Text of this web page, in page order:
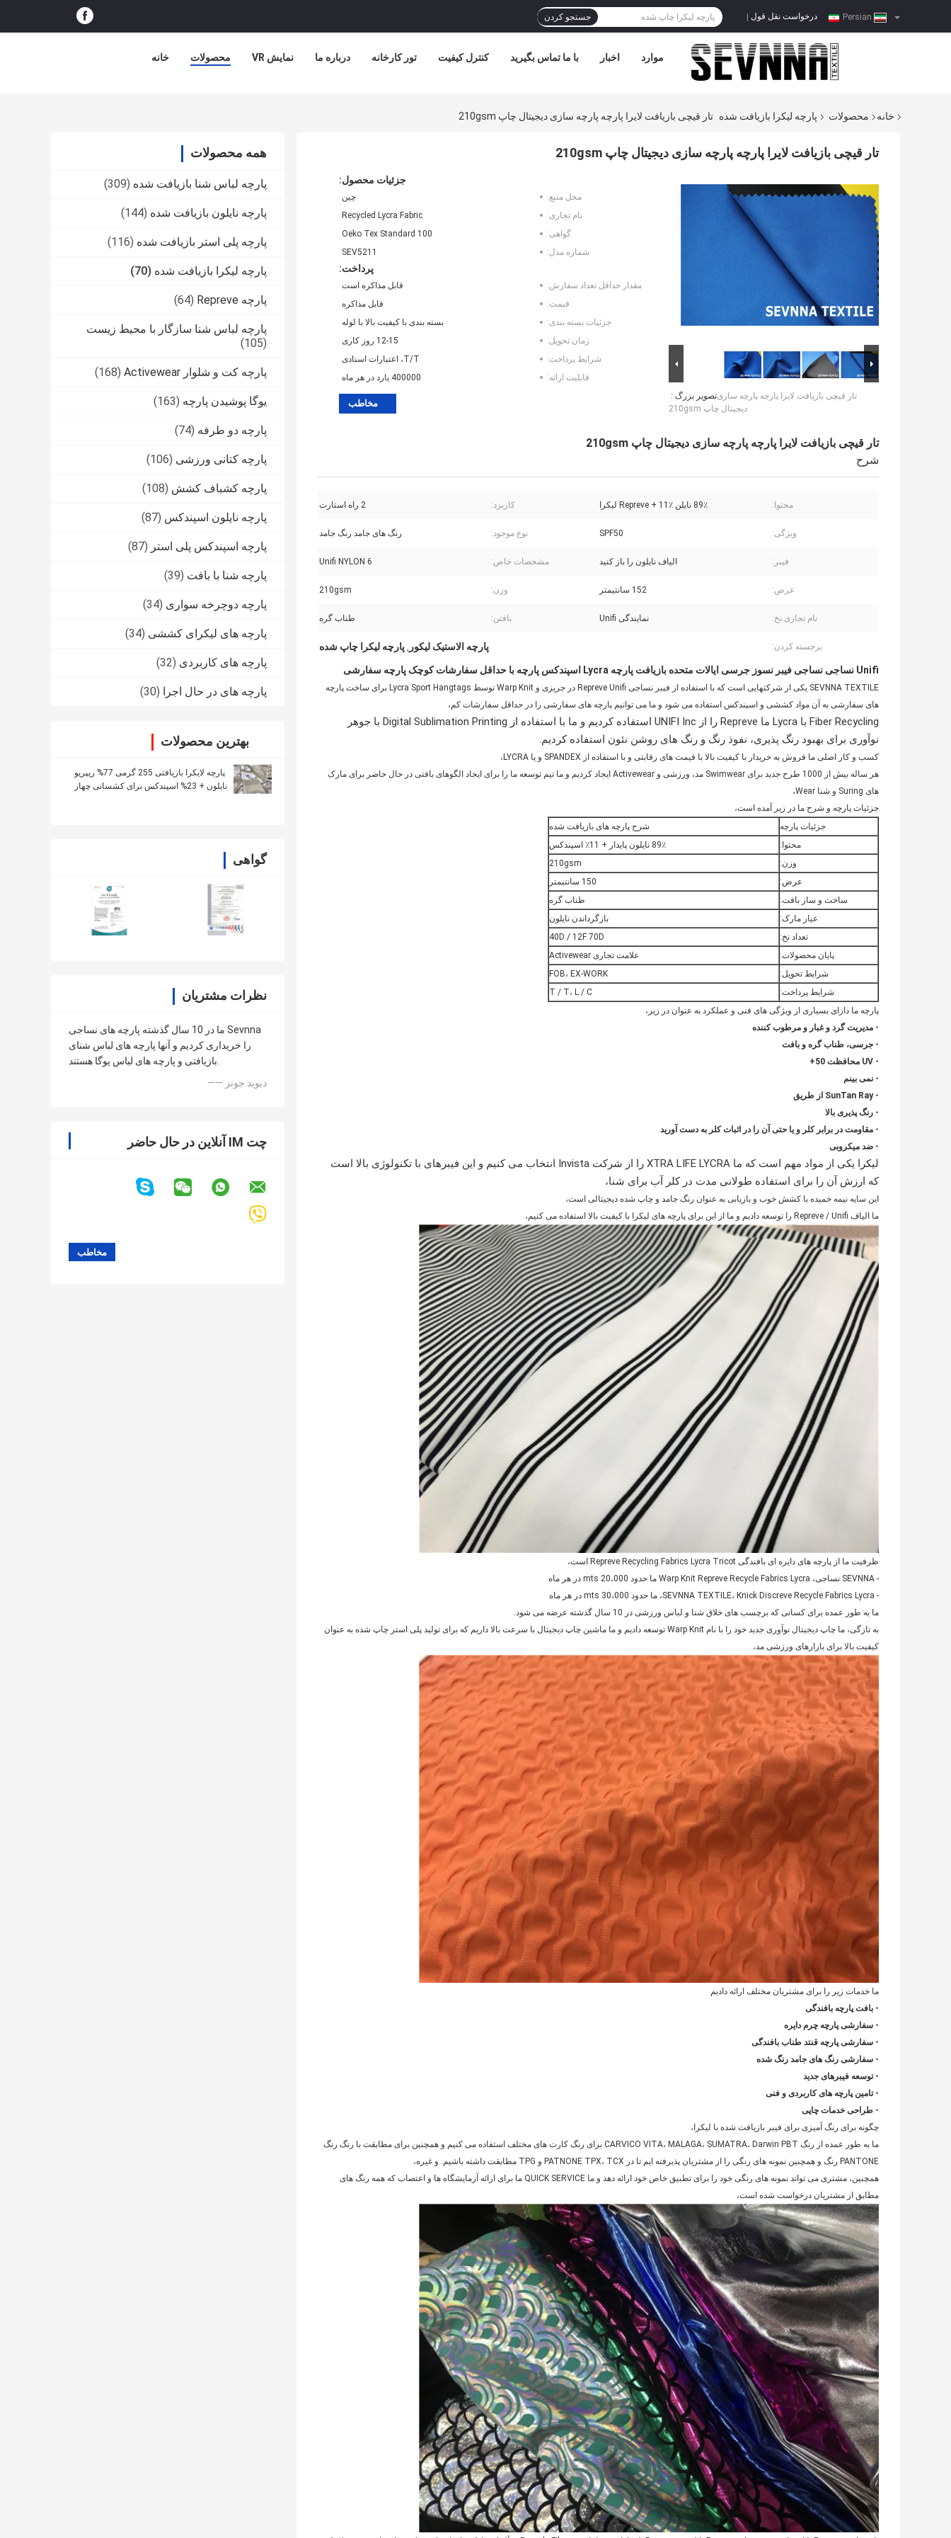
درخواست نقل قول جستجو کردن
خانه محصولات نمایش VR درباره ما تور کارخانه کنترل کیفیت با ما تماس بگیرید اخبار موارد
خانه محصولات پارچه لیکرا بازیافت شده تار قیچی بازیافت لایرا پارچه پارچه سازی دیجیتال چاپ 210gsm
همه محصولات
پارچه لباس شنا بازیافت شده (309)
پارچه نایلون بازیافت شده (144)
پارچه پلی استر بازیافت شده (116)
پارچه لیکرا بازیافت شده (70)
پارچه Repreve (64)
پارچه لباس شنا سازگار با محیط زیست
(105)
پارچه کت و شلوار Activewear (168)
یوگا پوشیدن پارچه (163)
پارچه دو طرفه (74)
پارچه کتانی ورزشی (106)
پارچه کشباف کشش (108)
پارچه نایلون اسپندکس (87)
پارچه اسپندکس پلی استر (87)
پارچه شنا با بافت (39)
پارچه دوچرخه سواری (34)
پارچه های لیکرای کششی (34)
پارچه های کاربردی (32)
پارچه های در حال اجرا (30)
بهترین محصولات
پارچه لایکرا بازیافتی 255 گرمی 77% ریپریو
نایلون + 23% اسپندکس برای کشسانی چهار
گواهی
نظرات مشتریان
ما در 10 سال گذشته پارچه های نساجی Sevnna
را خریداری کردیم و آنها پارچه های لباس شنای
بازیافتی و پارچه های لباس یوگا هستند.
—— دیوید جونز
چت IM آنلاین در حال حاضر
تار قیچی بازیافت لایرا پارچه پارچه سازی دیجیتال چاپ 210gsm
تصویر بزرگ :تار قیچی بازیافت لایرا پارچه پارچه سازی
دیجیتال چاپ 210gsm
جزئیات محصول:
محل منبع:
چين
نام تجاری:
Recycled Lycra Fabric
گواهی:
Oeko Tex Standard 100
شماره مدل:
SEV5211
پرداخت:
مقدار حداقل تعداد سفارش:
قابل مذاکره است
قیمت:
قابل مذاکره
جزئیات بسته بندی:
بسته بندی با کیفیت بالا با لوله
زمان تحویل:
12-15 روز کاری
شرایط پرداخت:
T/T، اعتبارات اسنادی
قابلیت ارائه:
400000 یارد در هر ماه
مخاطب
تار قیچی بازیافت لایرا پارچه پارچه سازی دیجیتال چاپ 210gsm
شرح
محتوا: 89٪ نایلن Repreve + 11٪ لیکرا کاربرد: 2 راه استارت
ویژگی: SPF50 نوع موجود: رنگ های جامد رنگ جامد
فیبر: الیاف نایلون را باز کنید مشخصات خاص: Unifi NYLON 6
عرض: 152 سانتیمتر وزن: 210gsm
نام تجاری نخ: نمایندگی Unifi بافتن: طناب گره
برجسته کردن: پارچه الاستیک لیکور , پارچه لیکرا چاپ شده
Unifi نساجی نساجی فیبر نسوز جرسی ایالات متحده بازیافت پارچه Lycra اسپندکس پارچه با حداقل سفارشات کوچک پارچه سفارشی
SEVNNA TEXTILE یکی از شرکتهایی است که با استفاده از فیبر نساجی Repreve Unifi در جریزی و Warp Knit توسط Lycra Sport Hangtags برای ساخت پارچه
های سفارشی به آن مواد کششی و اسپندکس استفاده می شود و ما می توانیم پارچه های سفارشی را در حداقل سفارشات کم،
Fiber Recycling با Lycra ما Repreve را از UNIFI Inc استفاده کردیم و ما با استفاده از Digital Sublimation Printing با جوهر
نوآوری برای بهبود رنگ پذیری، نفوذ رنگ و رنگ های روشن نئون استفاده کردیم.
کسب و کار اصلی ما فروش به خریدار با کیفیت بالا با قیمت های رقابتی و با استفاده از SPANDEX و یا LYCRA،
هر ساله بیش از 1000 طرح جدید برای Swimwear مد، ورزشی و Activewear ایجاد کردیم و ما تیم توسعه ما را برای ایجاد الگوهای بافتی در حال حاضر برای مارک
های Suring و شنا Wear،
جزئیات پارچه و شرح ما در زیر آمده است،
جزئیات پارچه
شرح پارچه های بازیافت شده
محتوا:
89٪ نایلون پایدار + 11٪ اسپندکس
وزن:
210gsm
عرض:
150 سانتیمتر
ساخت و ساز بافت:
طناب گره
عیار مارک:
بازگرداندن نایلون
تعداد نخ:
40D / 12F 70D
پایان محصولات:
علامت تجاری Activewear
شرایط تحویل:
FOB، EX-WORK
شرایط پرداخت:
T / T، L / C
پارچه ما دارای بسیاری از ویژگی های فنی و عملکرد به عنوان در زیر،
- مدیریت گرد و غبار و مرطوب کننده
- جرسی، طناب گره و بافت
- UV محافظت 50+
- نمی بینم
- SunTan Ray از طریق
- رنگ پذیری بالا
- مقاومت در برابر کلر و یا حتی آن را در اثبات کلر به دست آورید
- ضد میکروبی
لیکرا یکی از مواد مهم است که ما XTRA LIFE LYCRA را از شرکت Invista انتخاب می کنیم و این فیبرهای با تکنولوژی بالا است
که ارزش آن را برای استفاده طولانی مدت در کلر آب برای شنا،
این سایه نیمه خمیده با کشش خوب و بازیابی به عنوان رنگ جامد و چاپ شده دیجیتالی است،
ما الیاف Repreve / Unifi را توسعه دادیم و ما از این برای پارچه های لیکرا با کیفیت بالا استفاده می کنیم،
ظرفیت ما از پارچه های دایره ای بافندگی Repreve Recycling Fabrics Lycra Tricot است،
- SEVNNA نساجی، Warp Knit Repreve Recycle Fabrics Lycra ما حدود 20،000 mts در هر ماه
- SEVNNA TEXTILE، Knick Discreve Recycle Fabrics Lycra، ما حدود 30،000 mts در هر ماه
ما به طور عمده برای کسانی که برچسب های خلاق شنا و لباس ورزشی در 10 سال گذشته عرضه می شود.
به تازگی، ما چاپ دیجیتال نوآوری جدید خود را با نام Warp Knit توسعه دادیم و ما ماشین چاپ دیجیتال با سرعت بالا داریم که برای تولید پلی استر چاپ شده به عنوان
کیفیت بالا برای بازارهای ورزشی مد،
ما خدمات زیر را برای مشتریان مختلف ارائه دادیم
- بافت پارچه بافندگی
- سفارشی پارچه چرم دایره
- سفارشی پارچه قنتد طناب بافندگی
- سفارشی رنگ های جامد رنگ شده
- توسعه فیبرهای جدید
- تامین پارچه های کاربردی و فنی
- طراحی خدمات چاپی
چگونه برای رنگ آمیزی برای فیبر بازیافت شده با لیکرا،
ما به طور عمده از رنگ CARVICO VITA، MALAGA، SUMATRA، Darwin PBT برای رنگ کارت های مختلف استفاده می کنیم و همچنین برای مطابقت با رنگ رنگ
PANTONE رنگ و همچنین نمونه های رنگی را از مشتریان پذیرفته ایم تا در PATNONE TPX، TCX و TPG مطابقت داشته باشیم. و غیره،
همچنین، مشتری می تواند نمونه های رنگی خود را برای تطبیق خاص خود ارائه دهد و ما QUICK SERVICE ما برای ارائه آزمایشگاه ها و اعتصاب که همه رنگ های
مطابق از مشتریان درخواست شده است،